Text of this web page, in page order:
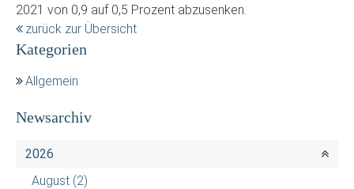
2021 von 0,9 auf 0,5 Prozent abzusenken.
zurück zur Übersicht
Kategorien
Allgemein
Newsarchiv
2026
August (2)